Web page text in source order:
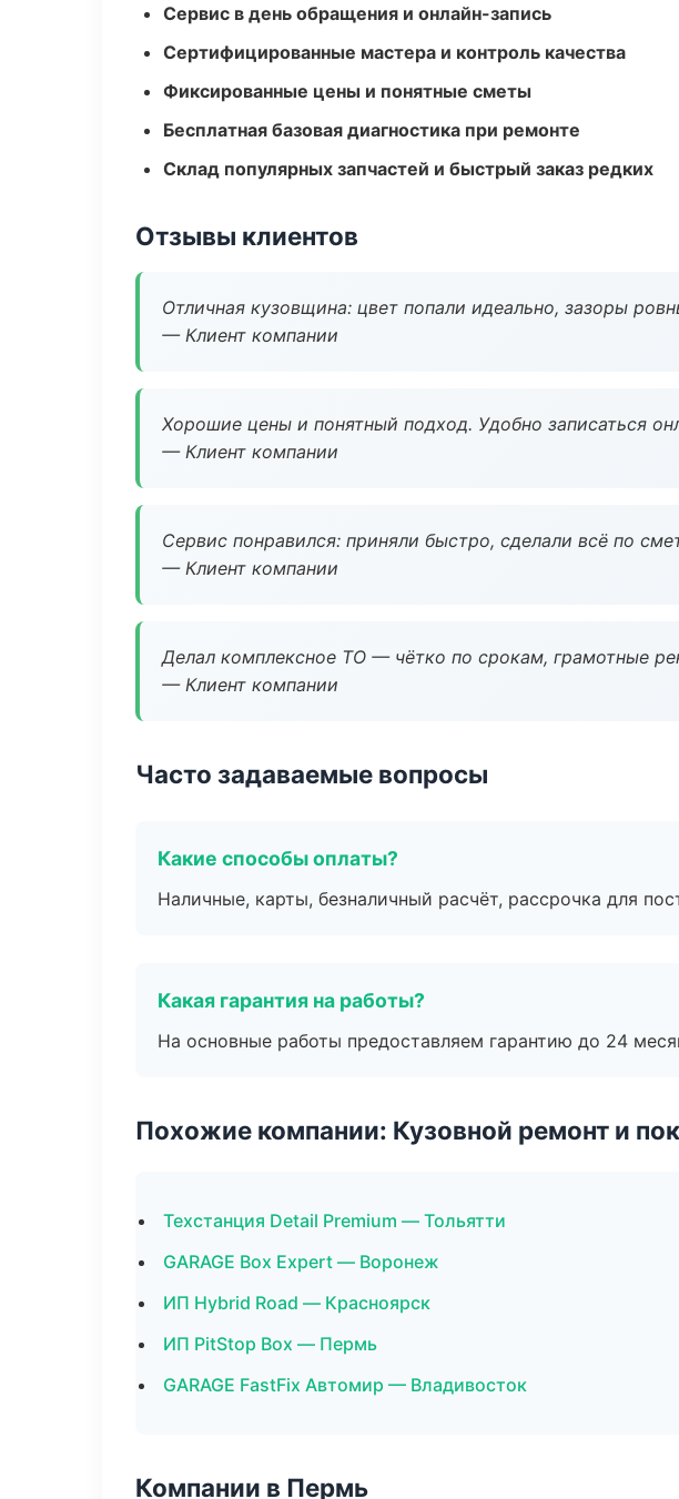
Сервис в день обращения и онлайн-запись
Сертифицированные мастера и контроль качества
Фиксированные цены и понятные сметы
Бесплатная базовая диагностика при ремонте
Склад популярных запчастей и быстрый заказ редких
Отзывы клиентов
Отличная кузовщина: цвет попали идеально, зазоры
— Клиент компании
Хорошие цены и понятный подход. Удобно записаться
— Клиент компании
Сервис понравился: приняли быстро, сделали всё по
— Клиент компании
Делал комплексное ТО — чётко по срокам, грамотные
— Клиент компании
Часто задаваемые вопросы
Какие способы оплаты?
Наличные, карты, безналичный расчёт, рассрочка для
Какая гарантия на работы?
На основные работы предоставляем гарантию до 24
Похожие компании: Кузовной ремонт и
Техстанция Detail Premium — Тольятти
GARAGE Box Expert — Воронеж
ИП Hybrid Road — Красноярск
ИП PitStop Box — Пермь
GARAGE FastFix Автомир — Владивосток
Компании в Пермь